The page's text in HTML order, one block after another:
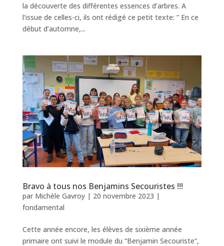
la découverte des différentes essences d’arbres. A
l’issue de celles-ci, ils ont rédigé ce petit texte: ” En ce
début d’automne,...
Bravo à tous nos Benjamins Secouristes !!!
par Michèle Gavroy| 20 novembre 2023 |
fondamental
Cette année encore, les élèves de sixième année
primaire ont suivi le module du “Benjamin Secouriste”,